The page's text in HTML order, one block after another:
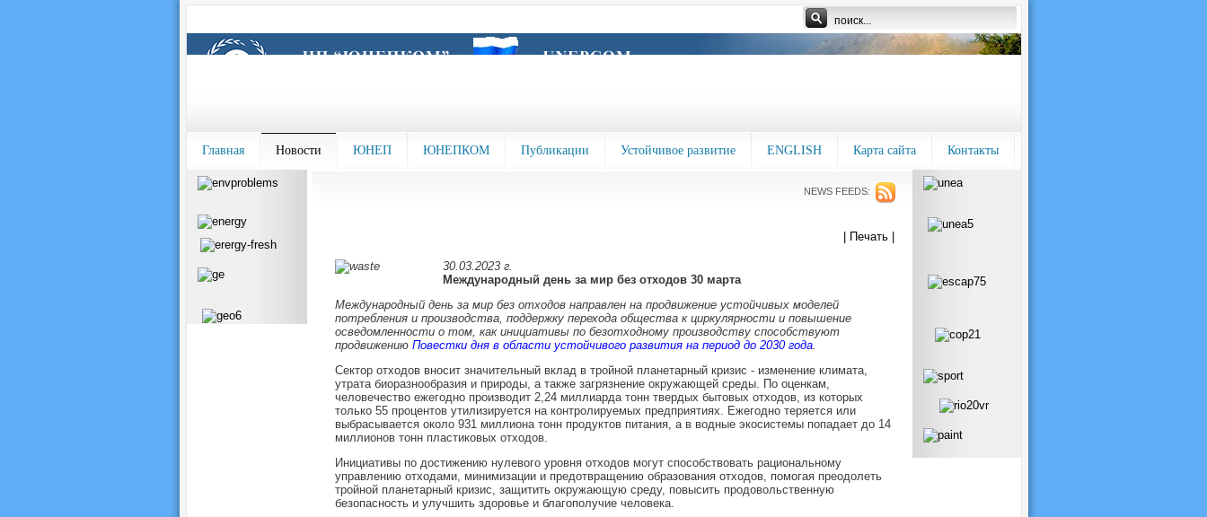
Главная Новости ЮНЕП ЮНЕПКОМ Публикации Устойчивое развитие ENGLISH Карта сайта Контакты
NEWS FEEDS:
| Печать |
30.03.2023 г.
Международный день за мир без отходов 30 марта
Международный день за мир без отходов направлен на продвижение устойчивых моделей
потребления и производства, поддержку перехода общества к циркулярности и повышение
осведомленности о том, как инициативы по безотходному производству способствуют
продвижению Повестки дня в области устойчивого развития на период до 2030 года.
Сектор отходов вносит значительный вклад в тройной планетарный кризис - изменение климата,
утрата биоразнообразия и природы, а также загрязнение окружающей среды. По оценкам,
человечество ежегодно производит 2,24 миллиарда тонн твердых бытовых отходов, из которых
только 55 процентов утилизируется на контролируемых предприятиях. Ежегодно теряется или
выбрасывается около 931 миллиона тонн продуктов питания, а в водные экосистемы попадает до 14
миллионов тонн пластиковых отходов.
Инициативы по достижению нулевого уровня отходов могут способствовать рациональному
управлению отходами, минимизации и предотвращению образования отходов, помогая преодолеть
тройной планетарный кризис, защитить окружающую среду, повысить продовольственную
безопасность и улучшить здоровье и благополучие человека.